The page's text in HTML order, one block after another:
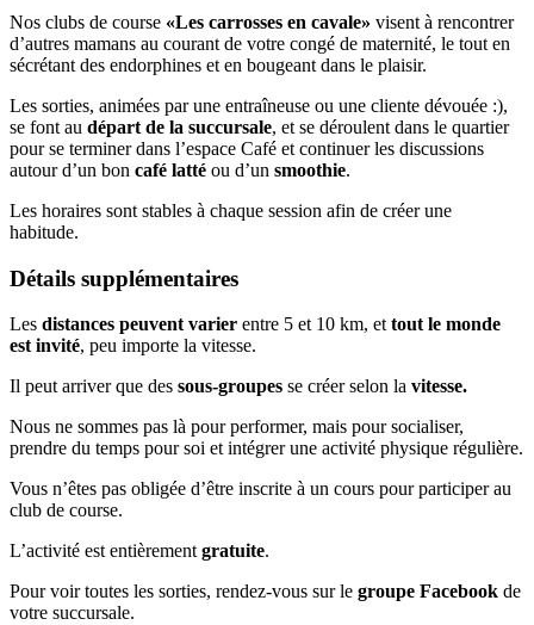
Nos clubs de course «Les carrosses en cavale» visent à rencontrer
d’autres mamans au courant de votre congé de maternité, le tout en
sécrétant des endorphines et en bougeant dans le plaisir.
Les sorties, animées par une entraîneuse ou une cliente dévouée :),
se font au départ de la succursale, et se déroulent dans le quartier
pour se terminer dans l’espace Café et continuer les discussions
autour d’un bon café latté ou d’un smoothie.
Les horaires sont stables à chaque session afin de créer une
habitude.
Détails supplémentaires
Les distances peuvent varier entre 5 et 10 km, et tout le monde
est invité, peu importe la vitesse.
Il peut arriver que des sous-groupes se créer selon la vitesse.
Nous ne sommes pas là pour performer, mais pour socialiser,
prendre du temps pour soi et intégrer une activité physique régulière.
Vous n’êtes pas obligée d’être inscrite à un cours pour participer au
club de course.
L’activité est entièrement gratuite.
Pour voir toutes les sorties, rendez-vous sur le groupe Facebook de
votre succursale.